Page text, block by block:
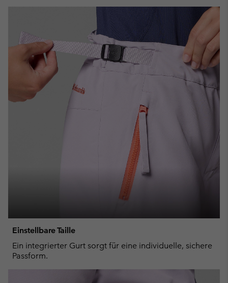
Einstellbare Taille
Ein integrierter Gurt sorgt für eine individuelle, sichere
Passform.